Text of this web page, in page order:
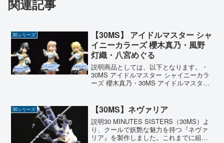
関連記事
30シリーズ
【30MS】 アイドルマスター シャ
イニーカラーズ 櫻木真乃・風野
灯織・八宮めぐる
説明商品としては、以下となります。・
30MS アイドルマスター シャイニーカラ
ーズ 櫻木真乃・30MS アイドルマスター
宮めぐる)30 MINUTES SIST...
30シリーズ 【30MS】ネヴァリア
説明30 MINUTES SISTERS（30MS）よ
り、クールで妖艶な魅力を持つ『ネヴァ
リア』を製作しました。これまでに組ん